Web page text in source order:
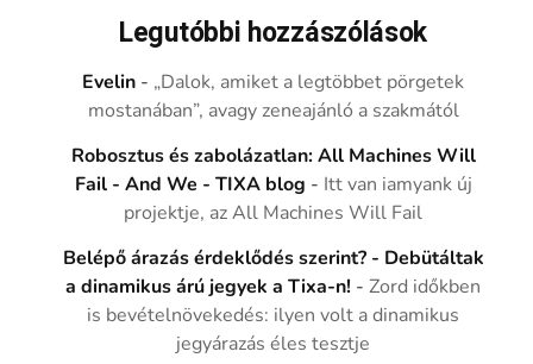
Legutóbbi hozzászólások
Evelin - „Dalok, amiket a legtöbbet pörgetek
mostanában”, avagy zeneajánló a szakmától
Robosztus és zabolázatlan: All Machines Will
Fail - And We - TIXA blog - Itt van iamyank új
projektje, az All Machines Will Fail
Belépő árazás érdeklődés szerint? - Debütáltak
a dinamikus árú jegyek a Tixa-n! -Zord időkben
is bevételnövekedés: ilyen volt a dinamikus
jegyárazás éles tesztje